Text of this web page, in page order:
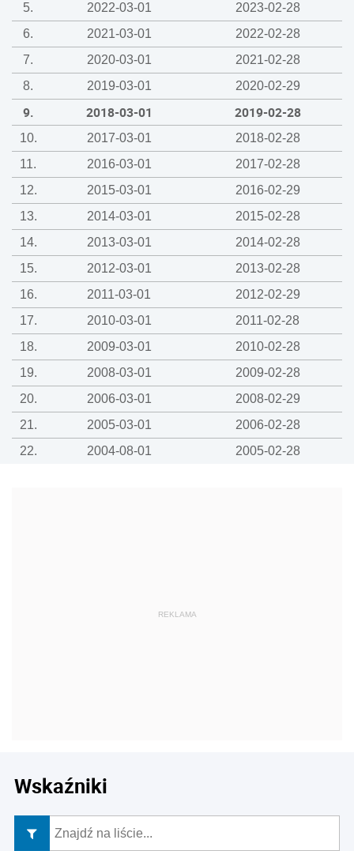
5.
2022-03-01
2023-02-28
6.
2021-03-01
2022-02-28
7.
2020-03-01
2021-02-28
8.
2019-03-01 2020-02-29
9. 2018-03-01 2019-02-28
10. 2017-03-01
2018-02-28
11.
2016-03-01
2017-02-28
12.
2015-03-01
2016-02-29
13.
2014-03-01
2015-02-28
14.
2013-03-01
2014-02-28
15.
2012-03-01
2013-02-28
16.
2011-03-01
2012-02-29
17.
2010-03-01
2011-02-28
18.
2009-03-01
2010-02-28
19.
2008-03-01
2009-02-28
20.
2006-03-01
2008-02-29
21.
2005-03-01
2006-02-28
22.
2004-08-01 2005-02-28
Wskaźniki